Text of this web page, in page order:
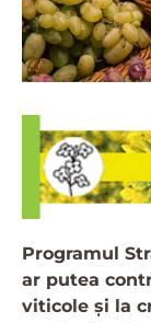
Programul
ar putea
viticole și la